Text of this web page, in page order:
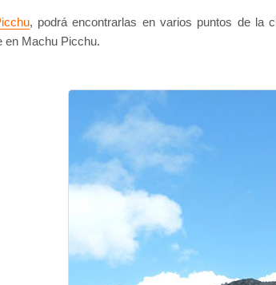
, podrá encontrarlas en varios puntos de la
en Machu Picchu.